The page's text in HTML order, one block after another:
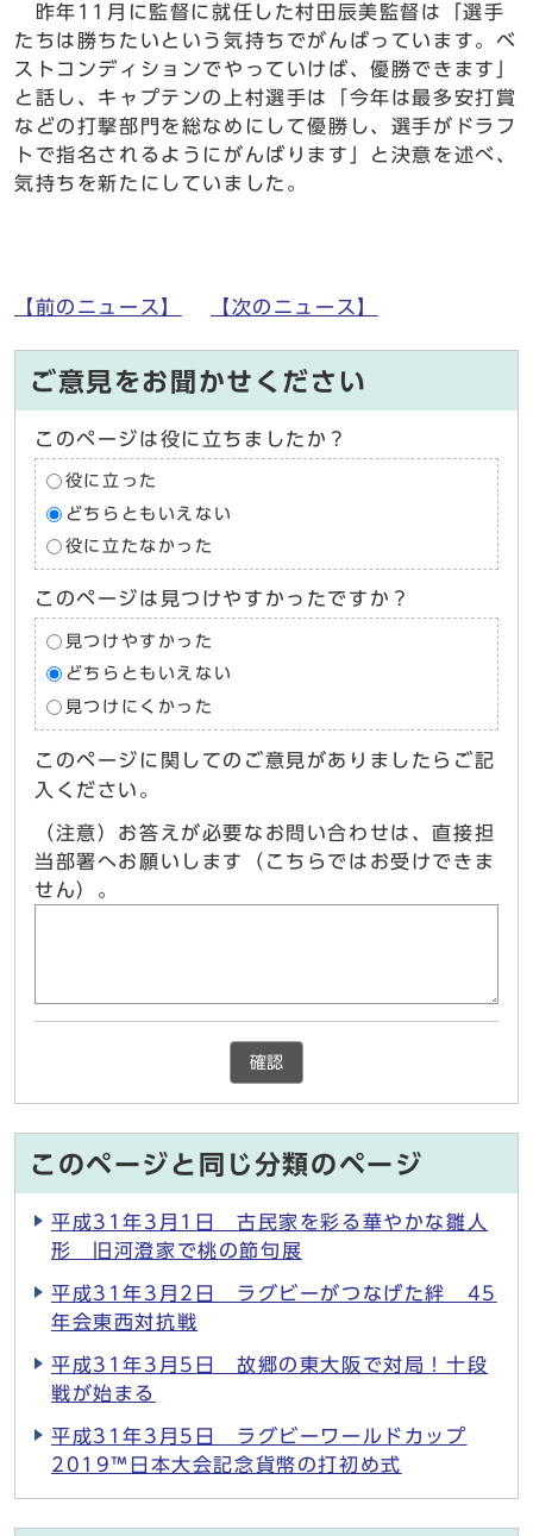
昨年11月に監督に就任した村田辰美監督は「選手
たちは勝ちたいという気持ちでがんばっています。ベ
ストコンディションでやっていけば、優勝できます」
と話し、キャプテンの上村選手は「今年は最多安打賞
などの打撃部門を総なめにして優勝し、選手がドラフ
トで指名されるようにがんばります」と決意を述べ、
気持ちを新たにしていました。
【前のニュース】 【次のニュース】
ご意見をお聞かせください
このページは役に立ちましたか？
役に立った
どちらともいえない
役に立たなかった
このページは見つけやすかったですか？
見つけやすかった
どちらともいえない
見つけにくかった
このページに関してのご意見がありましたらご記
入ください。
（注意）お答えが必要なお問い合わせは、直接担
当部署へお願いします（こちらではお受けできま
せん）。
確認
このページと同じ分類のページ
平成31年3月1日 古民家を彩る華やかな雛人
形 旧河澄家で桃の節句展
平成31年3月2日 ラグビーがつなげた絆 45
年会東西対抗戦
平成31年3月5日 故郷の東大阪で対局！十段
戦が始まる
平成31年3月5日 ラグビーワールドカップ
2019™日本大会記念貨幣の打初め式